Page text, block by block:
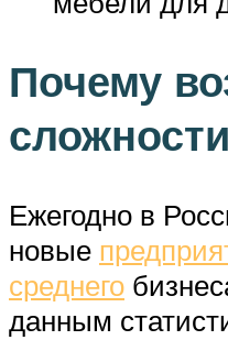
Почему
сложности
Ежегодно в
новые
среднего
данным